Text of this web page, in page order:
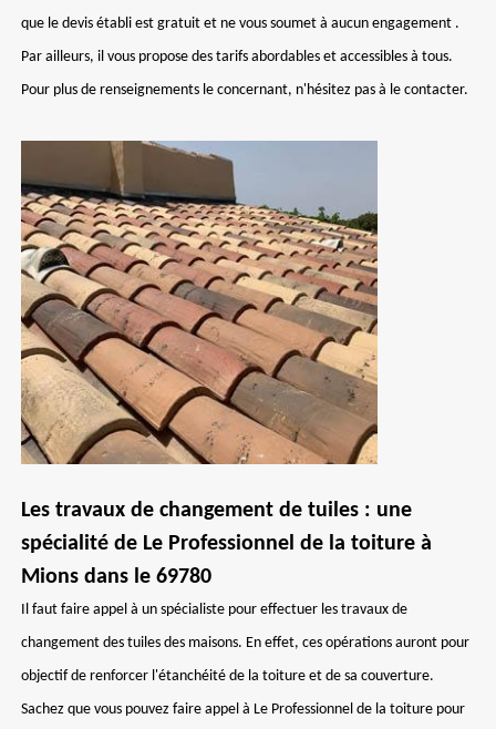
que le devis établi est gratuit et ne vous soumet à aucun engagement .
Par ailleurs, il vous propose des tarifs abordables et accessibles à tous.
Pour plus de renseignements le concernant, n'hésitez pas à le contacter.
Les travaux de changement de tuiles : une
spécialité de Le Professionnel de la toiture à
Mions dans le 69780
Il faut faire appel à un spécialiste pour effectuer les travaux de
changement des tuiles des maisons. En effet, ces opérations auront pour
objectif de renforcer l'étanchéité de la toiture et de sa couverture.
Sachez que vous pouvez faire appel à Le Professionnel de la toiture pour